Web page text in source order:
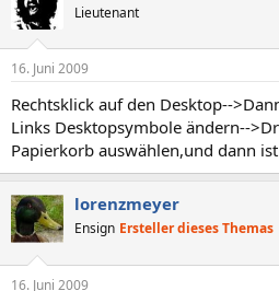
Lieutenant
16. Juni 2009
Rechtsklick auf den Desktop--
Links Desktopsymbole ändern--
Papierkorb auswählen,und dann
lorenzmeyer
Ensign Ersteller dieses Themas
16. Juni 2009